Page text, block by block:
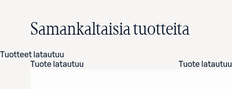
Samankaltaisia tuotteita
Tuotteet latautuu
Tuote latautuu
Tuote latautuu